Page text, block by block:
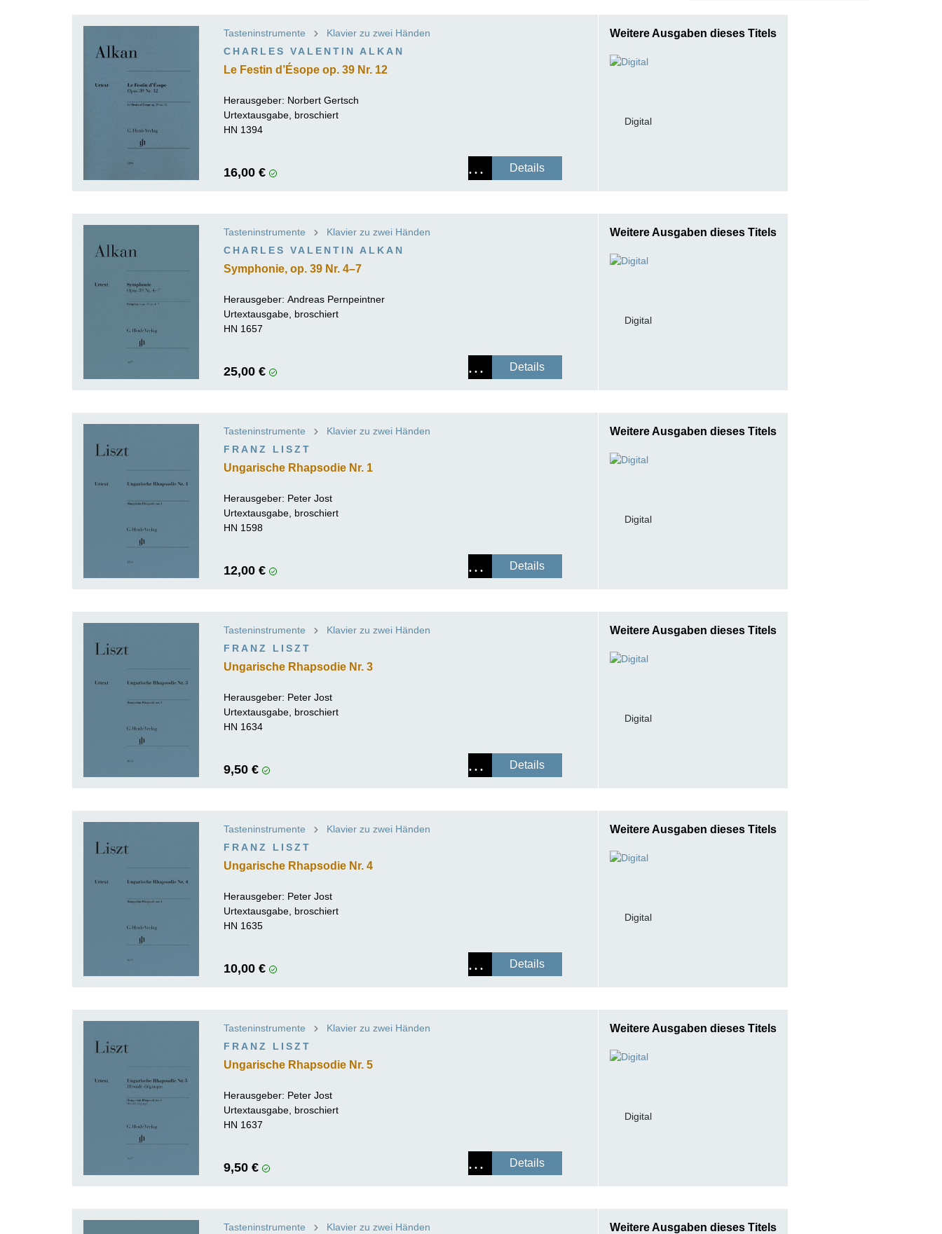
KISSIN THE COMPOSER
RICHARD STRAUSS
Tasteninstrumente
Klavier zu zwei Händen
CHARLES VALENTIN ALKAN
Le Festin d’Ésope op. 39 Nr. 12
Herausgeber: Norbert Gertsch
Urtextausgabe, broschiert
HN 1394
16,00 € Details
Weitere Ausgaben dieses Titels
Digital
Tasteninstrumente
Klavier zu zwei Händen
CHARLES VALENTIN ALKAN
Symphonie, op. 39 Nr. 4–7
Herausgeber: Andreas Pernpeintner
Urtextausgabe, broschiert
HN 1657
25,00 € Details
Weitere Ausgaben dieses Titels
Digital
Tasteninstrumente
Klavier zu zwei Händen
FRANZ LISZT
Ungarische Rhapsodie Nr. 1
Herausgeber: Peter Jost
Urtextausgabe, broschiert
HN 1598
12,00 € Details
Weitere Ausgaben dieses Titels
Digital
Tasteninstrumente
Klavier zu zwei Händen
FRANZ LISZT
Ungarische Rhapsodie Nr. 3
Herausgeber: Peter Jost
Urtextausgabe, broschiert
HN 1634
9,50 € Details
Weitere Ausgaben dieses Titels
Digital
Tasteninstrumente
Klavier zu zwei Händen
FRANZ LISZT
Ungarische Rhapsodie Nr. 4
Herausgeber: Peter Jost
Urtextausgabe, broschiert
HN 1635
10,00 € Details
Weitere Ausgaben dieses Titels
Digital
Tasteninstrumente
Klavier zu zwei Händen
FRANZ LISZT
Ungarische Rhapsodie Nr. 5
Herausgeber: Peter Jost
Urtextausgabe, broschiert
HN 1637
9,50 € Details
Weitere Ausgaben dieses Titels
Digital
Tasteninstrumente
Klavier zu zwei Händen
Weitere Ausgaben dieses Titels